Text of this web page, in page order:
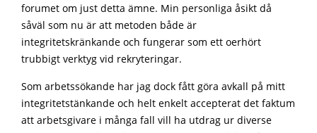
forumet om just detta ämne. Min personliga åsikt då
såväl som nu är att metoden både är
integritetskränkande och fungerar som ett oerhört
trubbigt verktyg vid rekryteringar.
Som arbetssökande har jag dock fått göra avkall på mitt
integritetstänkande och helt enkelt accepterat det faktum
att arbetsgivare i många fall vill ha utdrag ur diverse